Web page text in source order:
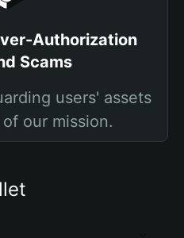
Authorization
Scams
users' assets
our mission.